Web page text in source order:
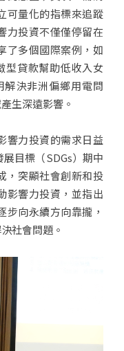
可量化的指標來追蹤
力投資不僅僅停留在
了多個國際案例，如
型貸款幫助低收入女
決非洲偏鄉用電問
生深遠影響。
響力投資的需求日益
目標（SDGs）期中
，突顯社會創新和投
影響力投資，並指出
步向永續方向靠攏，
社會問題。